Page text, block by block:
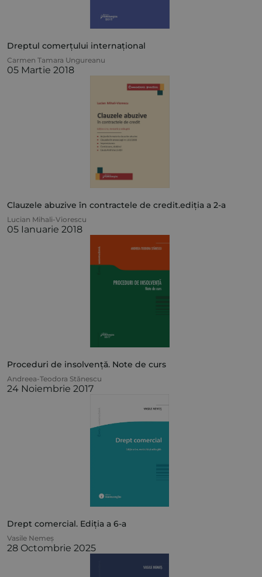
Dreptul comerțului internațional
Carmen Tamara Ungureanu
05 Martie 2018
Clauzele abuzive în contractele de credit.ediția a 2-a
Lucian Mihali-Viorescu
05 Ianuarie 2018
Proceduri de insolvență. Note de curs
Andreea-Teodora Stănescu
24 Noiembrie 2017
Drept comercial. Ediția a 6-a
Vasile Nemeș
28 Octombrie 2025